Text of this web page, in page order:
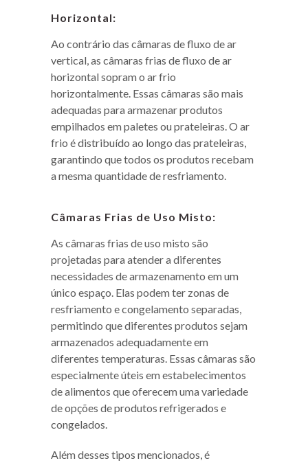
Horizontal:
Ao contrário das câmaras de fluxo de ar
vertical, as câmaras frias de fluxo de ar
horizontal sopram o ar frio
horizontalmente. Essas câmaras são mais
adequadas para armazenar produtos
empilhados em paletes ou prateleiras. O ar
frio é distribuído ao longo das prateleiras,
garantindo que todos os produtos recebam
a mesma quantidade de resfriamento.
Câmaras Frias de Uso Misto:
As câmaras frias de uso misto são
projetadas para atender a diferentes
necessidades de armazenamento em um
único espaço. Elas podem ter zonas de
resfriamento e congelamento separadas,
permitindo que diferentes produtos sejam
armazenados adequadamente em
diferentes temperaturas. Essas câmaras são
especialmente úteis em estabelecimentos
de alimentos que oferecem uma variedade
de opções de produtos refrigerados e
congelados.
Além desses tipos mencionados, é